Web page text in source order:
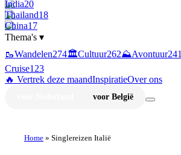
India20
Thailand18
China17
Thema's ▾
🥾Wandelen274🏛️Cultuur262⛰️Avontuur241
Cruise123
🔥 Vertrek deze maandInspiratieOver ons
voor België
Home » Singlereizen Italië